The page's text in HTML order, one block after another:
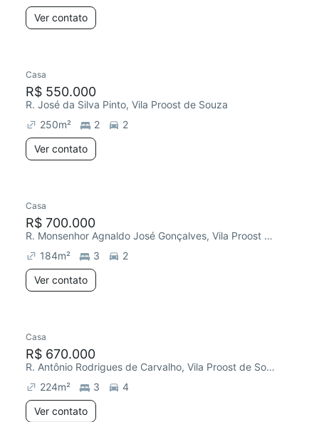
Ver contato
Chegou este mês
Casa
R$ 550.000
R. José da Silva Pinto, Vila Proost de Souza
250m² 2
2
Ver contato
Chegou este mês
Casa
R$ 700.000
R. Monsenhor Agnaldo José Gonçalves, Vila Proost de Souza
184m² 3
2
Ver contato
Casa
R$ 670.000
R. Antônio Rodrigues de Carvalho, Vila Proost de Souza
224m² 3
4
Ver contato